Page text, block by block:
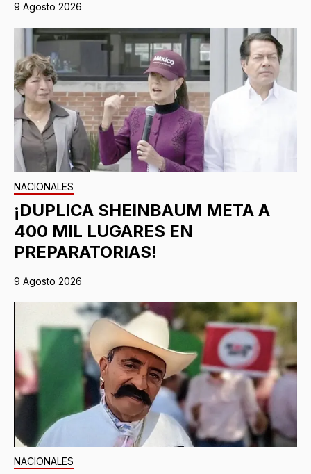
9 Agosto 2026
NACIONALES
¡DUPLICA SHEINBAUM META A
400 MIL LUGARES EN
PREPARATORIAS!
9 Agosto 2026
NACIONALES